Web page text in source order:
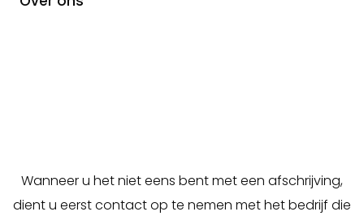
Waarom heeft Buckaroo geld
Wanneer u het niet eens bent met een afschrijving,
dient u eerst contact op te nemen met het bedrijf die